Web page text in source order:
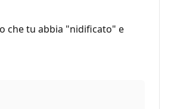
che tu abbia "nidificato" e